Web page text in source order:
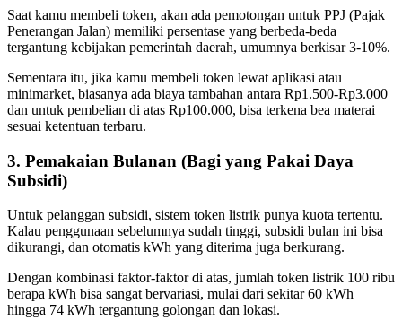
Saat kamu membeli token, akan ada pemotongan untuk PPJ (Pajak
Penerangan Jalan) memiliki persentase yang berbeda-beda
tergantung kebijakan pemerintah daerah, umumnya berkisar 3-10%.
Sementara itu, jika kamu membeli token lewat aplikasi atau
minimarket, biasanya ada biaya tambahan antara Rp1.500-Rp3.000
dan untuk pembelian di atas Rp100.000, bisa terkena bea materai
sesuai ketentuan terbaru.
3. Pemakaian Bulanan (Bagi yang Pakai Daya
Subsidi)
Untuk pelanggan subsidi, sistem token listrik punya kuota tertentu.
Kalau penggunaan sebelumnya sudah tinggi, subsidi bulan ini bisa
dikurangi, dan otomatis kWh yang diterima juga berkurang.
Dengan kombinasi faktor-faktor di atas, jumlah token listrik 100 ribu
berapa kWh bisa sangat bervariasi, mulai dari sekitar 60 kWh
hingga 74 kWh tergantung golongan dan lokasi.